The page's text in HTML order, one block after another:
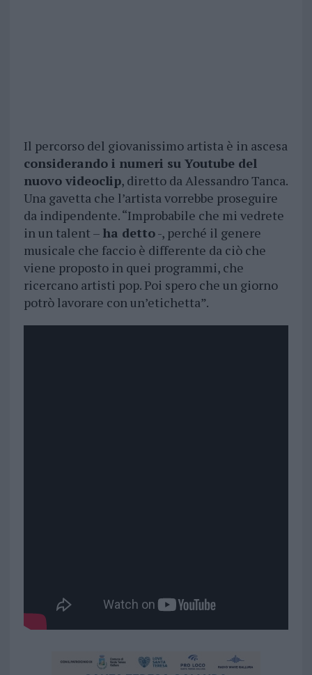
Il percorso del giovanissimo artista è in ascesa
considerando i numeri su Youtube del
nuovo videoclip, diretto da Alessandro Tanca.
Una gavetta che l’artista vorrebbe proseguire
da indipendente. “Improbabile che mi vedrete
in un talent – ha detto-, perché il genere
musicale che faccio è differente da ciò che
viene proposto in quei programmi, che
ricercano artisti pop. Poi spero che un giorno
potrò lavorare con un’etichetta”.